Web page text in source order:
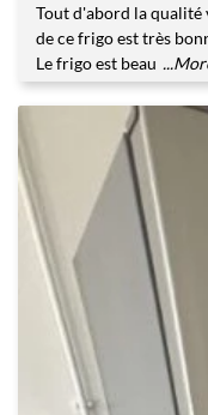
Note 5sur
5
Tout d'abord la
de ce frigo est très
Le frigo est beau